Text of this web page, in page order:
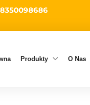
Produkty O Nas